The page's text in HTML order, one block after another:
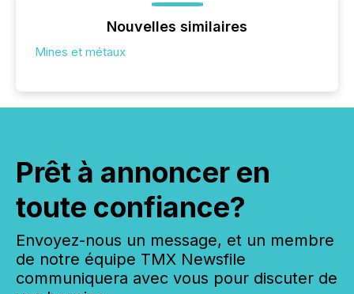
Nouvelles similaires
Mines et métaux
Prêt à annoncer en
toute confiance?
Envoyez-nous un message, et un membre
de notre équipe TMX Newsfile
communiquera avec vous pour discuter de